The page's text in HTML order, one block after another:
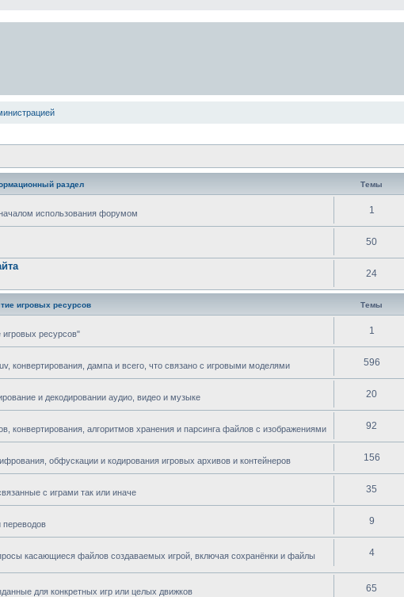
раздел Темы
использования форумом 1
50
24
игровых ресурсов Темы
игровых ресурсов" 1
конвертирования, дампа и всего, что связано с игровыми моделями 596
и декодировании аудио, видео и музыке 20
конвертирования, алгоритмов хранения и парсинга файлов с изображениями 92
обфускации и кодирования игровых архивов и контейнеров 156
с играми так или иначе 35
переводов 9
касающиеся файлов создаваемых игрой, включая сохранёнки и файлы
4
для конкретных игр или целых движков 65